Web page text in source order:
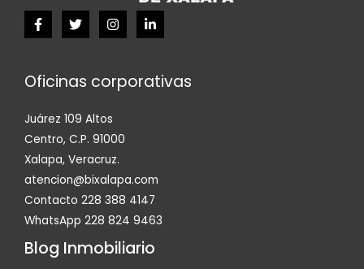
Oficinas corporativas
Juárez 109 Altos
Centro, C.P. 91000
Xalapa, Veracruz.
atencion@bixalapa.com
Contacto 228 388 4147
WhatsApp 228 824 9463
Blog Inmobiliario